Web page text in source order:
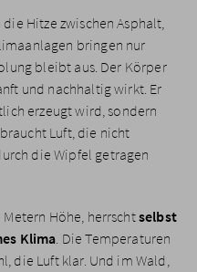
Hitze zwischen Asphalt,
bringen nur
bleibt aus. Der Körper
und nachhaltig wirkt. Er
erzeugt wird, sondern
Luft, die nicht
die Wipfel getragen
Höhe, herrschtselbst
Klima. Die Temperaturen
die Luft klar. Und im Wald,